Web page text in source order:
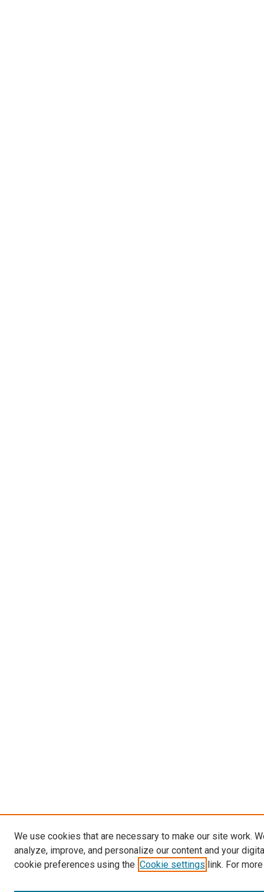
We use cookies that are necessary to make our site work.
analyze, improve, and personalize our content and your
cookie preferences using the Cookie settings link. For